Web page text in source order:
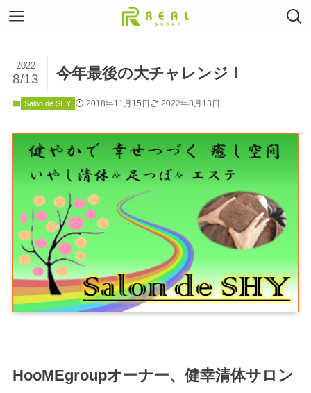
今年最後の大チャレンジ！
2022
8/13
Salon de SHY 2018年11月15日 2022年8月13日
HooMEgroupオーナー、健幸清体サロン